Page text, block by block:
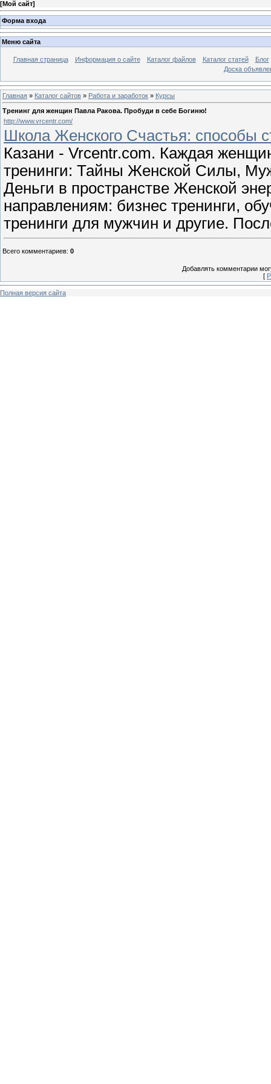
[Мой сайт]
Форма входа
Меню сайта
Главная страница Информация о сайте Каталог файлов Каталог статей
Блог
Доска
Главная » Каталог сайтов » Работа и заработок » Курсы
Тренинг для женщин Павла Ракова. Пробуди в себе Богиню!
http://www.vrcentr.com/
Школа Женского Счастья: способы
Казани - Vrcentr.com. Каждая
тренинги: Тайны Женской Силы,
Деньги в пространстве Женской
направлениям: бизнес тренинги,
тренинги для мужчин и другие.
Всего комментариев: 0
Добавлять комментарии
[
Полная версия сайта